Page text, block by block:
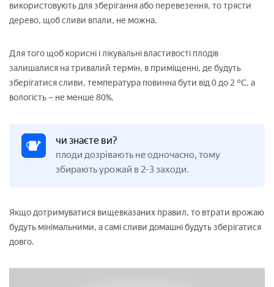
використовують для зберігання або перевезення, то трясти
дерево, щоб сливи впали, не можна.
Для того щоб корисні і лікувальні властивості плодів
залишалися на тривалий термін, в приміщенні, де будуть
зберігатися сливи, температура повинна бути від 0 до 2 °C, а
вологість – не менше 80%.
чи знаєте ви?
плоди дозрівають не одночасно, тому
збирають урожай в 2-3 заходи.
Якщо дотримуватися вищевказаних правил, то втрати врожаю
будуть мінімальними, а самі сливи домашні будуть зберігатися
довго.